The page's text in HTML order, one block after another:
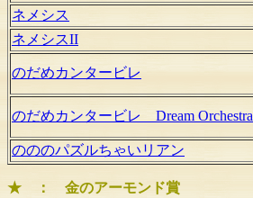
ネメシス
ネメシスII
のだめカンタービレ
のだめカンタービレ Dream Orchestra
のののパズルちゃいリアン
★ ： 金のアーモンド賞